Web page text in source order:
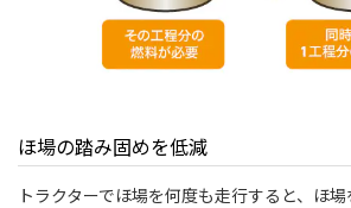
ほ場の踏み固めを低減
トラクターでほ場を何度も走行すると、ほ